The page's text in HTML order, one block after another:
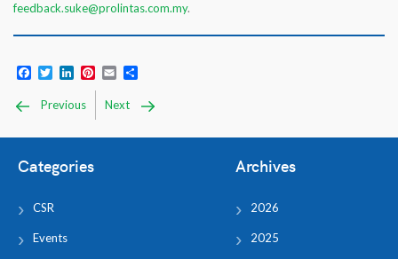
feedback.suke@prolintas.com.my.
Facebook
TwitterLinkedIn
Pinterest
Email
Previous Next
Categories
CSR
Events
Archives
2026
2025